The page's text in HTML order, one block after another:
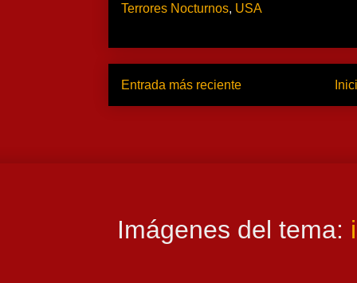
Terrores Nocturnos, USA
Entrada más reciente
Imágenes del tema: